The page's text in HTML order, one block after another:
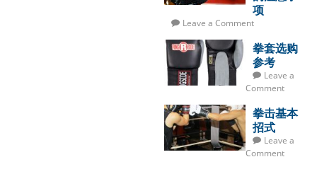
项
Leave a Comment
拳套选购
参考
Leave a
Comment
拳击基本
招式
Leave a
Comment